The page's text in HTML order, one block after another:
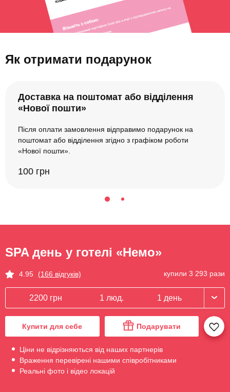
Як отримати подарунок
Доставка на поштомат або відділення
«Нової пошти»
Після оплати замовлення відправимо подарунок на
поштомат або відділення згідно з графіком роботи
«Нової пошти».
100 грн
SPA день у готелі «Немо»
4.95 (166 відгуків) купили 3 293 рази
2200 грн 1 люд. 1 день
Купити для себе Подарувати
Ціни не відрізняються від наших партнерів
Враження перевірені нашими співробітниками
Реальні фото і відео локацій